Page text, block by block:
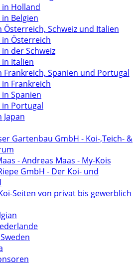
Holland
Belgien
Österreich, Schweiz und Italien
Österreich
der Schweiz
Italien
Frankreich, Spanien und Portugal
Frankreich
Spanien
Portugal
Japan
Gartenbau GmbH - Koi-,Teich- &
- Andreas Maas - My-Kois
GmbH - Der Koi- und
Seiten von privat bis gewerblich